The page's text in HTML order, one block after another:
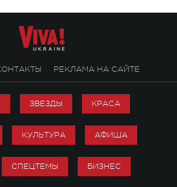
РЕКЛАМА НА САЙТЕ
ЗВЕЗДЫ КРАСА
КУЛЬТУРА АФИША
СПЕЦТЕМЫ БИЗНЕС